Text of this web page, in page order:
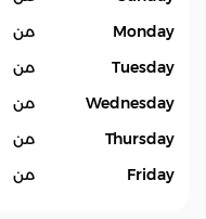
Monday
من
Tuesday
من
Wednesday
من
Thursday
من
Friday
من